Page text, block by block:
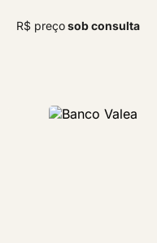
R$ preçosob consulta